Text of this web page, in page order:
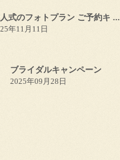
式のフォトプラン ご予約キ ...
年11月11日
ブライダルキャンペーン
2025年09月28日